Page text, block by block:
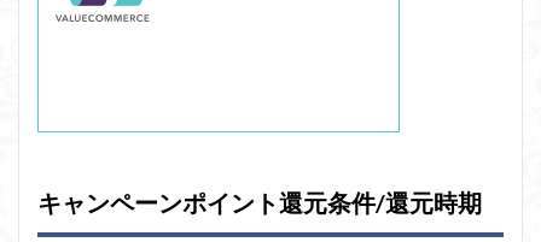
キャンペーンポイント還元条件/還元時期